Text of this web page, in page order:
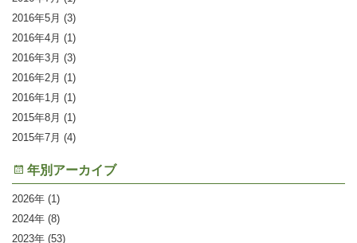
2016年5月 (3)
2016年4月 (1)
2016年3月 (3)
2016年2月 (1)
2016年1月 (1)
2015年8月 (1)
2015年7月 (4)
年別アーカイブ
2026
(1)
2024
(8)
2023
(53)